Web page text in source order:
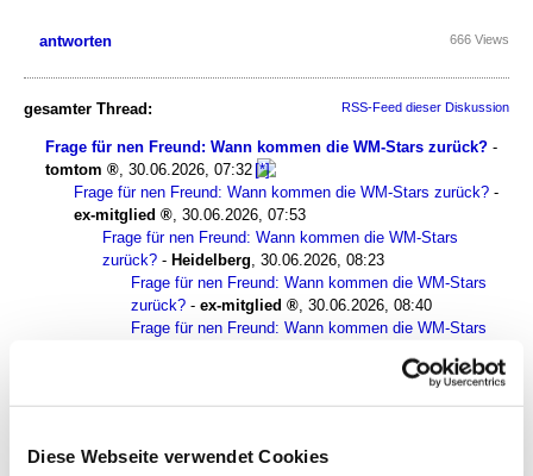
Diese Webseite verwendet Cookies
antworten 666 Views
gesamter Thread: RSS-Feed dieser Diskussion
Frage für nen Freund: Wann kommen die WM-Stars zurück? -
tomtom
, 30.06.2026, 07:32
Frage für nen Freund: Wann kommen die WM-Stars zurück? -
ex-mitglied
, 30.06.2026, 07:53
Frage für nen Freund: Wann kommen die WM-Stars
zurück? - Heidelberg, 30.06.2026, 08:23
Frage für nen Freund: Wann kommen die WM-Stars
zurück? - ex-mitglied , 30.06.2026, 08:40
Frage für nen Freund: Wann kommen die WM-Stars
Frage für nen Freund: Wann kommen die WM-Stars
Grr, jetzt auch noch Grissmaik-Deutsch beim „Spiegel“ ...